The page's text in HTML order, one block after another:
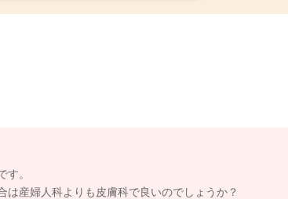
にはなります。
どい場合には、搾乳などしながら、圧を抜き飲みやすく
れませんね。
。
産婦人科よりも皮膚科で良いのでしょうか？